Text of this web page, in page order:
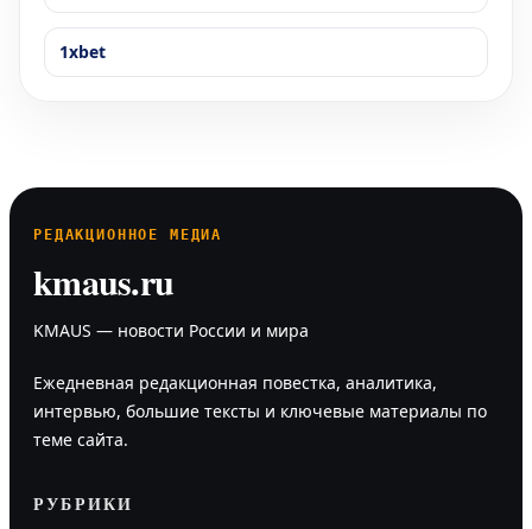
1xbet
РЕДАКЦИОННОЕ МЕДИА
kmaus.ru
KMAUS — новости России и мира
Ежедневная редакционная повестка, аналитика,
интервью, большие тексты и ключевые материалы по
теме сайта.
РУБРИКИ